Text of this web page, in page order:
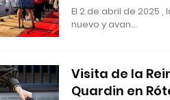
El 2 de abril de 2025
nuevo y avan…
Visita de la
Quardin en